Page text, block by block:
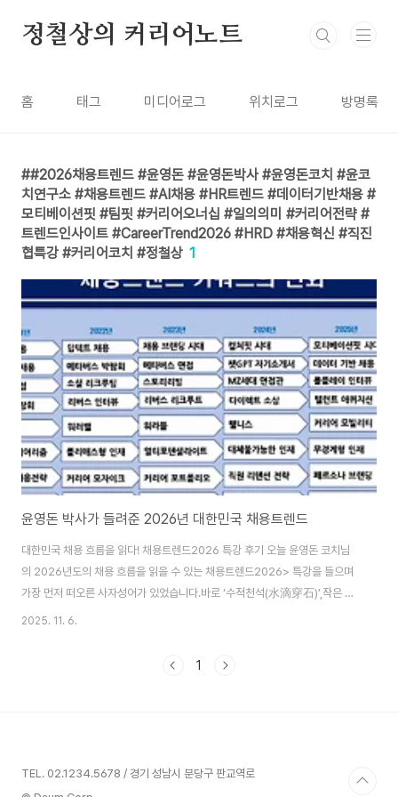
정철상의 커리어노트
홈 태그 미디어로그 위치로그 방명록
#2026채용트렌드 #윤영돈 #윤영돈박사 #윤영돈코치 #윤코
치연구소 #채용트렌드 #AI채용 #HR트렌드 #데이터기반채용 #
모티베이션핏 #팀핏 #커리어오너십 #일의의미 #커리어전략 #
트렌드인사이트 #CareerTrend2026 #HRD #채용혁신 #직진
협특강 #커리어코치 #정철상 1
윤영돈 박사가 들려준 2026년 대한민국 채용트렌드
대한민국 채용 흐름을 읽다! 채용트렌드2026 특강 후기 오늘 윤영돈 코치님
의 2026년도의 채용 흐름을 읽을 수 있는 채용트렌드2026> 특강을 들으며
가장 먼저 떠오른 사자성어가 있었습니다.바로 ‘수적천석(水滴穿石)’,작은 물
방울도 끊임없이 떨어지면 단단한 바위를 뚫는다는 뜻이죠. 윤코치님이 ‘채용
그 말과 같았습니다. 빠르게 변화하는 시대 속에서도 한 흐름을 지속적으로 추
2025. 11. 6.
1
TEL. 02.1234.5678 / 경기 성남시 분당구 판교역로